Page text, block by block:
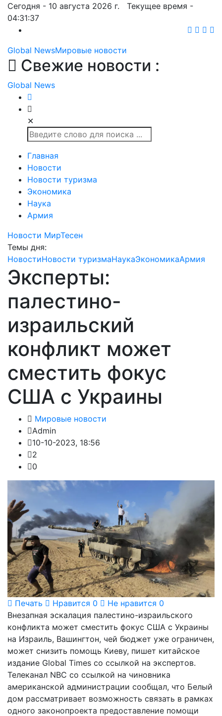
Сегодня - 10 августа 2026 г. Текущее время -
04:31:39
Global NewsМировые новости
Свежие новости :
Global News
✕
Главная
Новости
Новости туризма
Экономика
Наука
Армия
Новости МирТесен
Темы дня:
НовостиНовости туризмаНаукаЭкономикаАрмия
Эксперты:
палестино-
израильский
конфликт может
сместить фокус
США с Украины
Мировые новости
Admin
10-10-2023, 18:56
2
0
Печать Нравится 0 Не нравится 0
Внезапная эскалация палестино-израильского
конфликта может сместить фокус США с Украины
на Израиль, Вашингтон, чей бюджет уже ограничен,
может снизить помощь Киеву, пишет китайское
издание Global Times со ссылкой на экспертов.
Телеканал NBC со ссылкой на чиновника
американской администрации сообщал, что Белый
дом рассматривает возможность связать в рамках
одного законопроекта предоставление помощи